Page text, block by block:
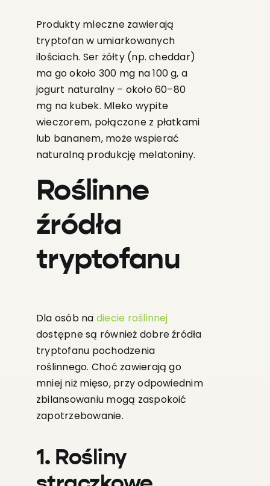
Produkty mleczne zawierają
tryptofan w umiarkowanych
ilościach. Ser żółty (np. cheddar)
ma go około 300 mg na 100 g, a
jogurt naturalny – około 60–80
mg na kubek. Mleko wypite
wieczorem, połączone z płatkami
lub bananem, może wspierać
naturalną produkcję melatoniny.
Roślinne
źródła
tryptofanu
Dla osób na diecie roślinnej
dostępne są również dobre źródła
tryptofanu pochodzenia
roślinnego. Choć zawierają go
mniej niż mięso, przy odpowiednim
zbilansowaniu mogą zaspokoić
zapotrzebowanie.
1. Rośliny